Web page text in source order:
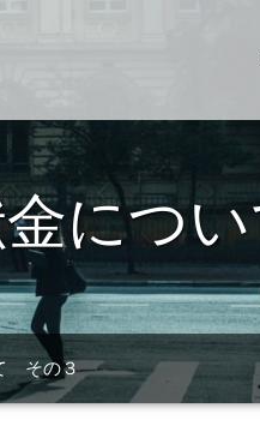
金につ
その３